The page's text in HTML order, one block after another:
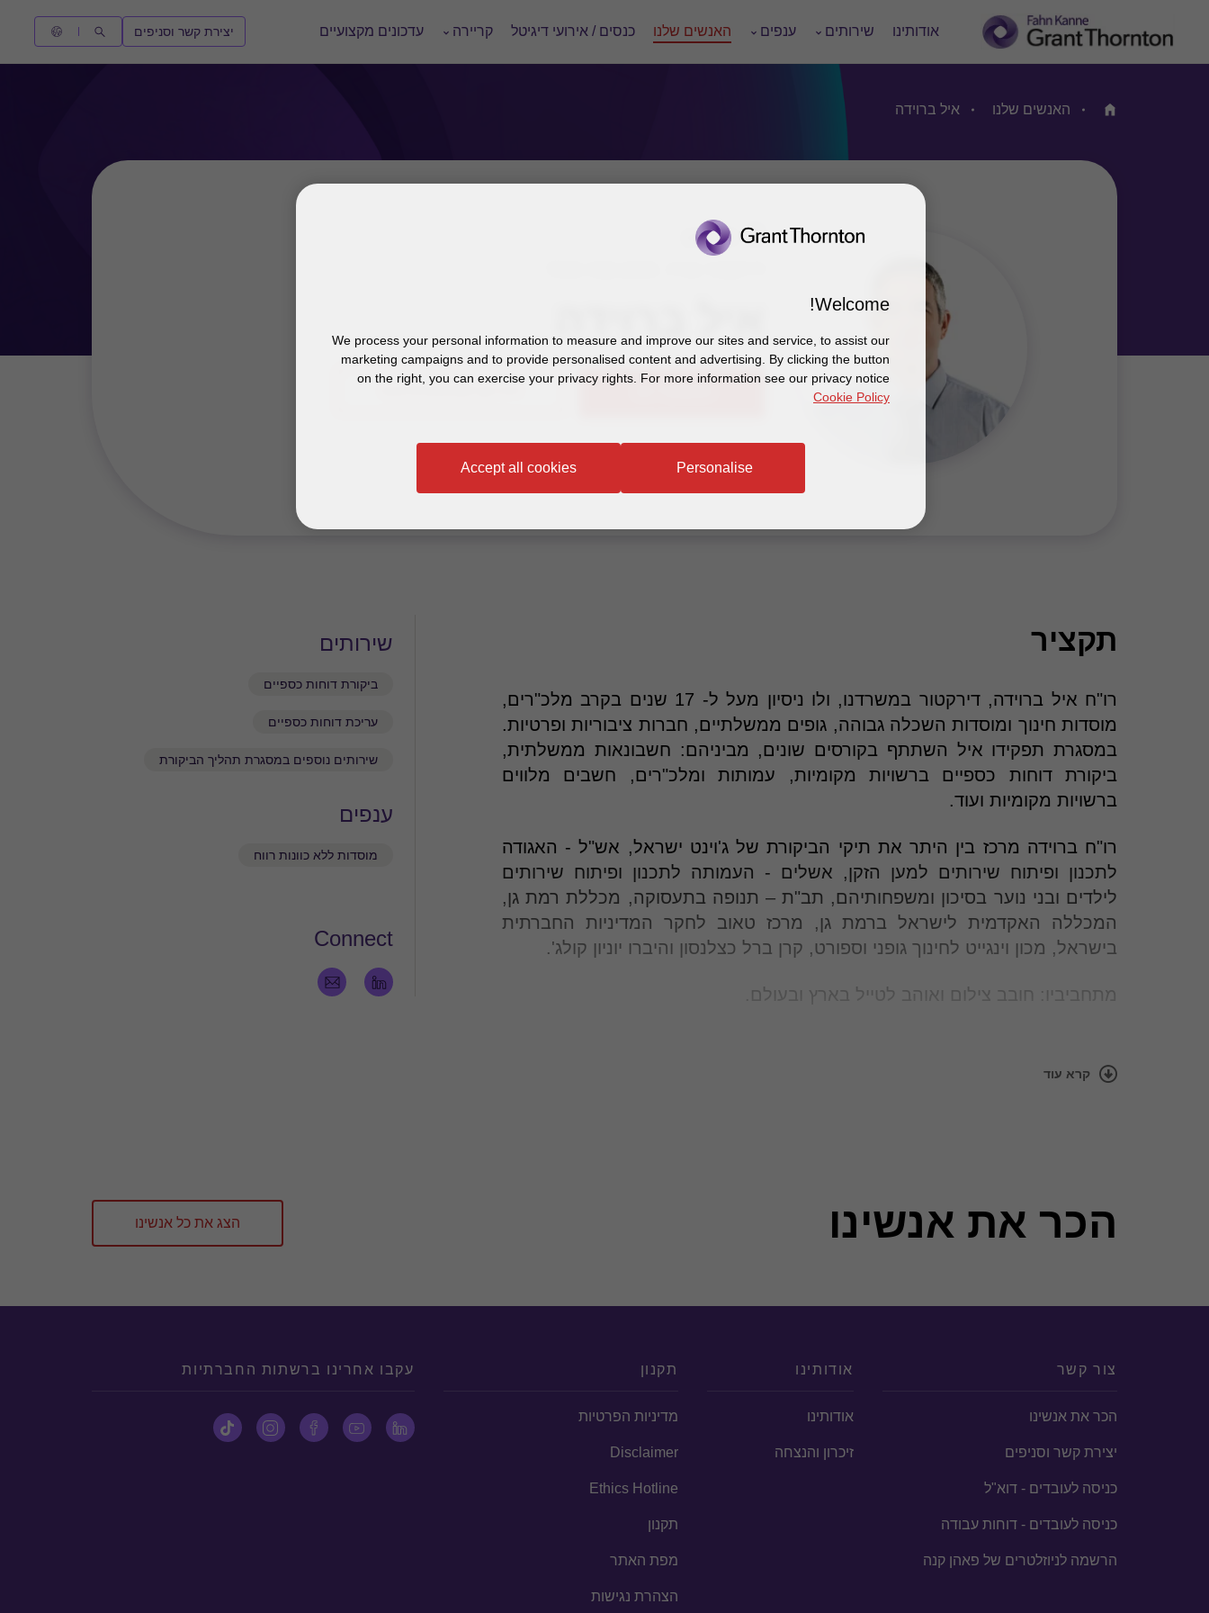
אודותינו שירותים ענפים האנשים שלנו כנסים / אירועי דיגיטל קריירה עדכונים מקצועיים יצירת קשר וסניפים
Home האנשים שלנו איל ברוידה
תל-אביב
תקציר
רו"ח איל ברוידה, דירקטור במשרדנו, ולו ניסיון מעל ל- 17 שנים בקרב מלכ"רים,
מוסדות חינוך ומוסדות השכלה גבוהה, גופים ממשלתיים, חברות ציבוריות ופרטיות.
במסגרת תפקידו איל השתתף בקורסים שונים, מביניהם: חשבונאות ממשלתית,
ביקורת דוחות כספיים ברשויות מקומיות, עמותות ומלכ"רים, חשבים מלווים
ברשויות מקומיות ועוד.
רו"ח ברוידה מרכז בין היתר את תיקי הביקורת של ג'וינט ישראל, אש"ל - האגודה
לתכנון ופיתוח שירותים למען הזקן, אשלים - העמותה לתכנון ופיתוח שירותים
לילדים ובני נוער בסיכון ומשפחותיהם, תב"ת – תנופה בתעסוקה, מכללת רמת גן,
המכללה האקדמית לישראל ברמת גן, מרכז טאוב לחקר המדיניות החברתית
בישראל, מכון וינגייט לחינוך גופני וספורט, קרן ברל כצלנסון והיברו יוניון קולג'.
מתחביביו: חובב צילום ואוהב לטייל בארץ ובעולם.
טיפול בדרישות שלטונות מס הכנסה כגון קבלת אישורים על זיכוי תרומות.
קרא עוד
שירותים
ביקורת דוחות כספיים
עריכת דוחות כספיים
שירותים נוספים במסגרת תהליך הביקורת
ענפים
מוסדות ללא כוונות רווח
Connect
הכר את אנשינו הצג את כל אנשינו
צור קשר
הכר את אנשינו
יצירת קשר וסניפים
כניסה לעובדים - דוא"ל
כניסה לעובדים - דוחות עבודה
הרשמה לניוזלטרים של פאהן קנה
אודותינו
אודותינו
זיכרון והנצחה
תקנון
מדיניות הפרטיות
Disclaimer
Ethics Hotline
תקנון
מפת האתר
הצהרת נגישות
עקבו אחרינו ברשתות החברתיות
Welcome!
We process your personal information to measure and improve our sites and service, to assist our
marketing campaigns and to provide personalised content and advertising. By clicking the button
on the right, you can exercise your privacy rights. For more information see our privacy notice
Cookie Policy
Accept all cookies Personalise